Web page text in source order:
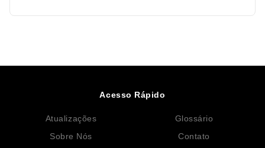
Acesso Rápido
Atualizações
Glossário
Sobre Nós
Contato